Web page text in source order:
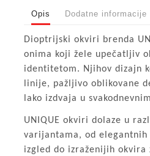
Opis Dodatne informacije
Dioptrijski okviri brenda
onima koji žele upečatljiv
identitetom. Njihov dizajn
linije, pažljivo oblikovane
lako izdvaja u
UNIQUE okviri dolaze u
varijantama, od elegantnih
izgled do izraženijih okvira